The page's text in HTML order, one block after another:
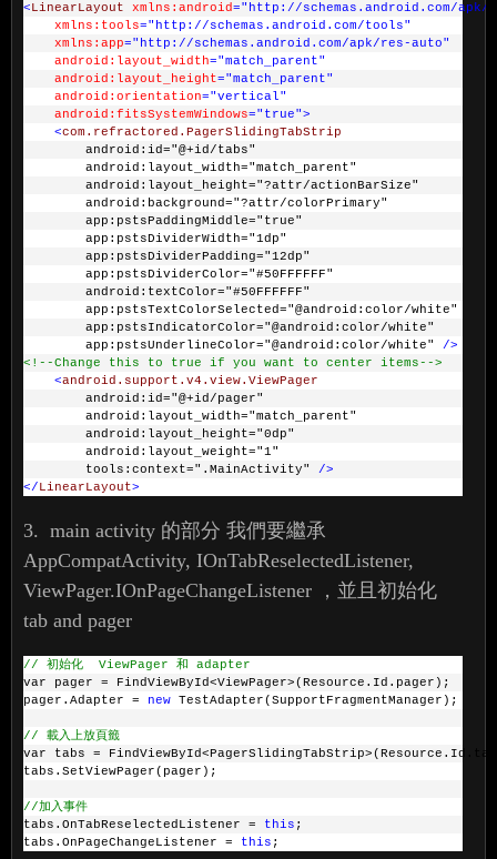
<LinearLayout xmlns:android="http://schemas.android.com/apk/
xmlns:tools="http://schemas.android.com/tools"
xmlns:app="http://schemas.android.com/apk/res-auto"
android:layout_width="match_parent"
android:layout_height="match_parent"
android:orientation="vertical"
android:fitsSystemWindows="true">
<com.refractored.PagerSlidingTabStrip
        android:id="@+id/tabs"
        android:layout_width="match_parent"
        android:layout_height="?attr/actionBarSize"
        android:background="?attr/colorPrimary"
        app:pstsPaddingMiddle="true"
        app:pstsDividerWidth="1dp"
        app:pstsDividerPadding="12dp"
        app:pstsDividerColor="#50FFFFFF"
        android:textColor="#50FFFFFF"
        app:pstsTextColorSelected="@android:color/white"
        app:pstsIndicatorColor="@android:color/white"
        app:pstsUnderlineColor="@android:color/white"
/>
<!--Change this to true if you want to center items-->
<android.support.v4.view.ViewPager
        android:id="@+id/pager"
        android:layout_width="match_parent"
        android:layout_height="0dp"
        android:layout_weight="1"
        tools:context=".MainActivity"
/>
</LinearLayout>
3. main activity 的部分 我們要繼承
AppCompatActivity, IOnTabReselectedListener,
ViewPager.IOnPageChangeListener ，並且初始化
tab and pager
// 初始化  ViewPager 和 adapter
var pager = FindViewById<ViewPager>(Resource.Id.pager);
pager.Adapter = new TestAdapter(SupportFragmentManager);
// 載入上放頁籤
var tabs =
tabs.SetViewPager(pager);
//加入事件
tabs.OnTabReselectedListener = this ;
tabs.OnPageChangeListener = this ;